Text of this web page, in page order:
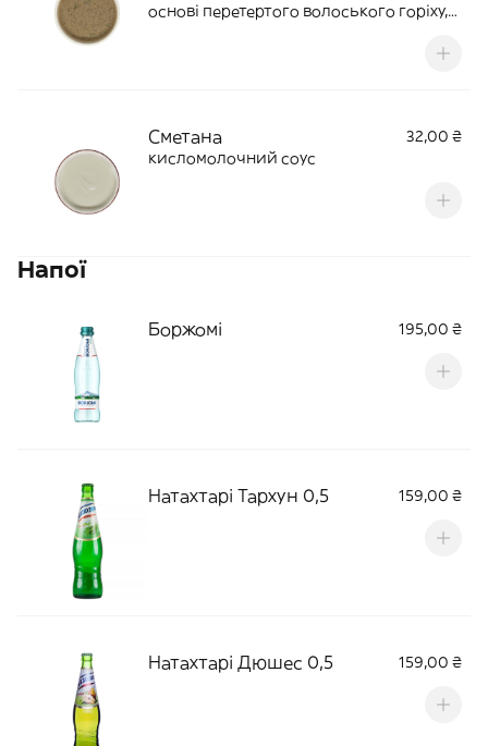
основі перетертого волоського горіху,
Сметана
32,00 ₴
кисломолочний соус
Напої
Боржомі 195,00 ₴
Натахтарі Тархун 0,5 159,00 ₴
Натахтарі Дюшес 0,5 159,00 ₴